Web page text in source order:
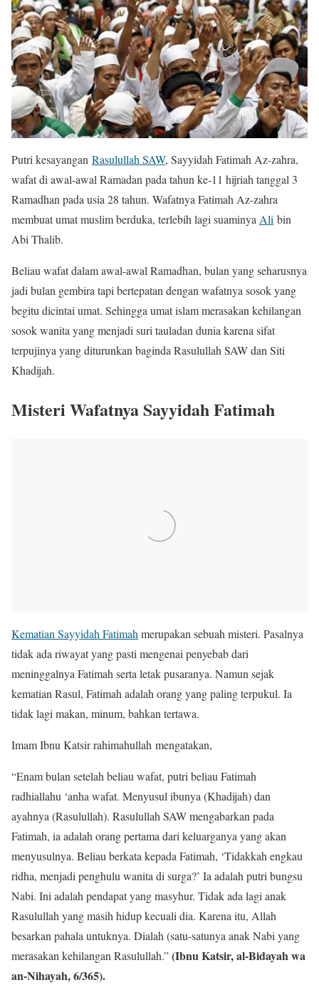
Putri kesayangan Rasulullah SAW, Sayyidah Fatimah Az-zahra,
wafat di awal-awal Ramadan pada tahun ke-11 hijriah tanggal 3
Ramadhan pada usia 28 tahun. Wafatnya Fatimah Az-zahra
membuat umat muslim berduka, terlebih lagi suaminyaAli bin
Abi Thalib.
Beliau wafat dalam awal-awal Ramadhan, bulan yang seharusnya
jadi bulan gembira tapi bertepatan dengan wafatnya sosok yang
begitu dicintai umat. Sehingga umat islam merasakan kehilangan
sosok wanita yang menjadi suri tauladan dunia karena sifat
terpujinya yang diturunkan baginda Rasulullah SAW dan Siti
Khadijah.
Misteri Wafatnya Sayyidah Fatimah
Kematian Sayyidah Fatimah merupakan sebuah misteri. Pasalnya
tidak ada riwayat yang pasti mengenai penyebab dari
meninggalnya Fatimah serta letak pusaranya. Namun sejak
kematian Rasul, Fatimah adalah orang yang paling terpukul. Ia
tidak lagi makan, minum, bahkan tertawa.
Imam Ibnu Katsir rahimahullah mengatakan,
“Enam bulan setelah beliau wafat, putri beliau Fatimah
radhiallahu ‘anha wafat. Menyusul ibunya (Khadijah) dan
ayahnya (Rasulullah). Rasulullah SAW mengabarkan pada
Fatimah, ia adalah orang pertama dari keluarganya yang akan
menyusulnya. Beliau berkata kepada Fatimah, ‘Tidakkah engkau
ridha, menjadi penghulu wanita di surga?’ Ia adalah putri bungsu
Nabi. Ini adalah pendapat yang masyhur. Tidak ada lagi anak
Rasulullah yang masih hidup kecuali dia. Karena itu, Allah
besarkan pahala untuknya. Dialah (satu-satunya anak Nabi yang
merasakan kehilangan Rasulullah.”(Ibnu Katsir, al-Bidayah wa
an-Nihayah, 6/365).